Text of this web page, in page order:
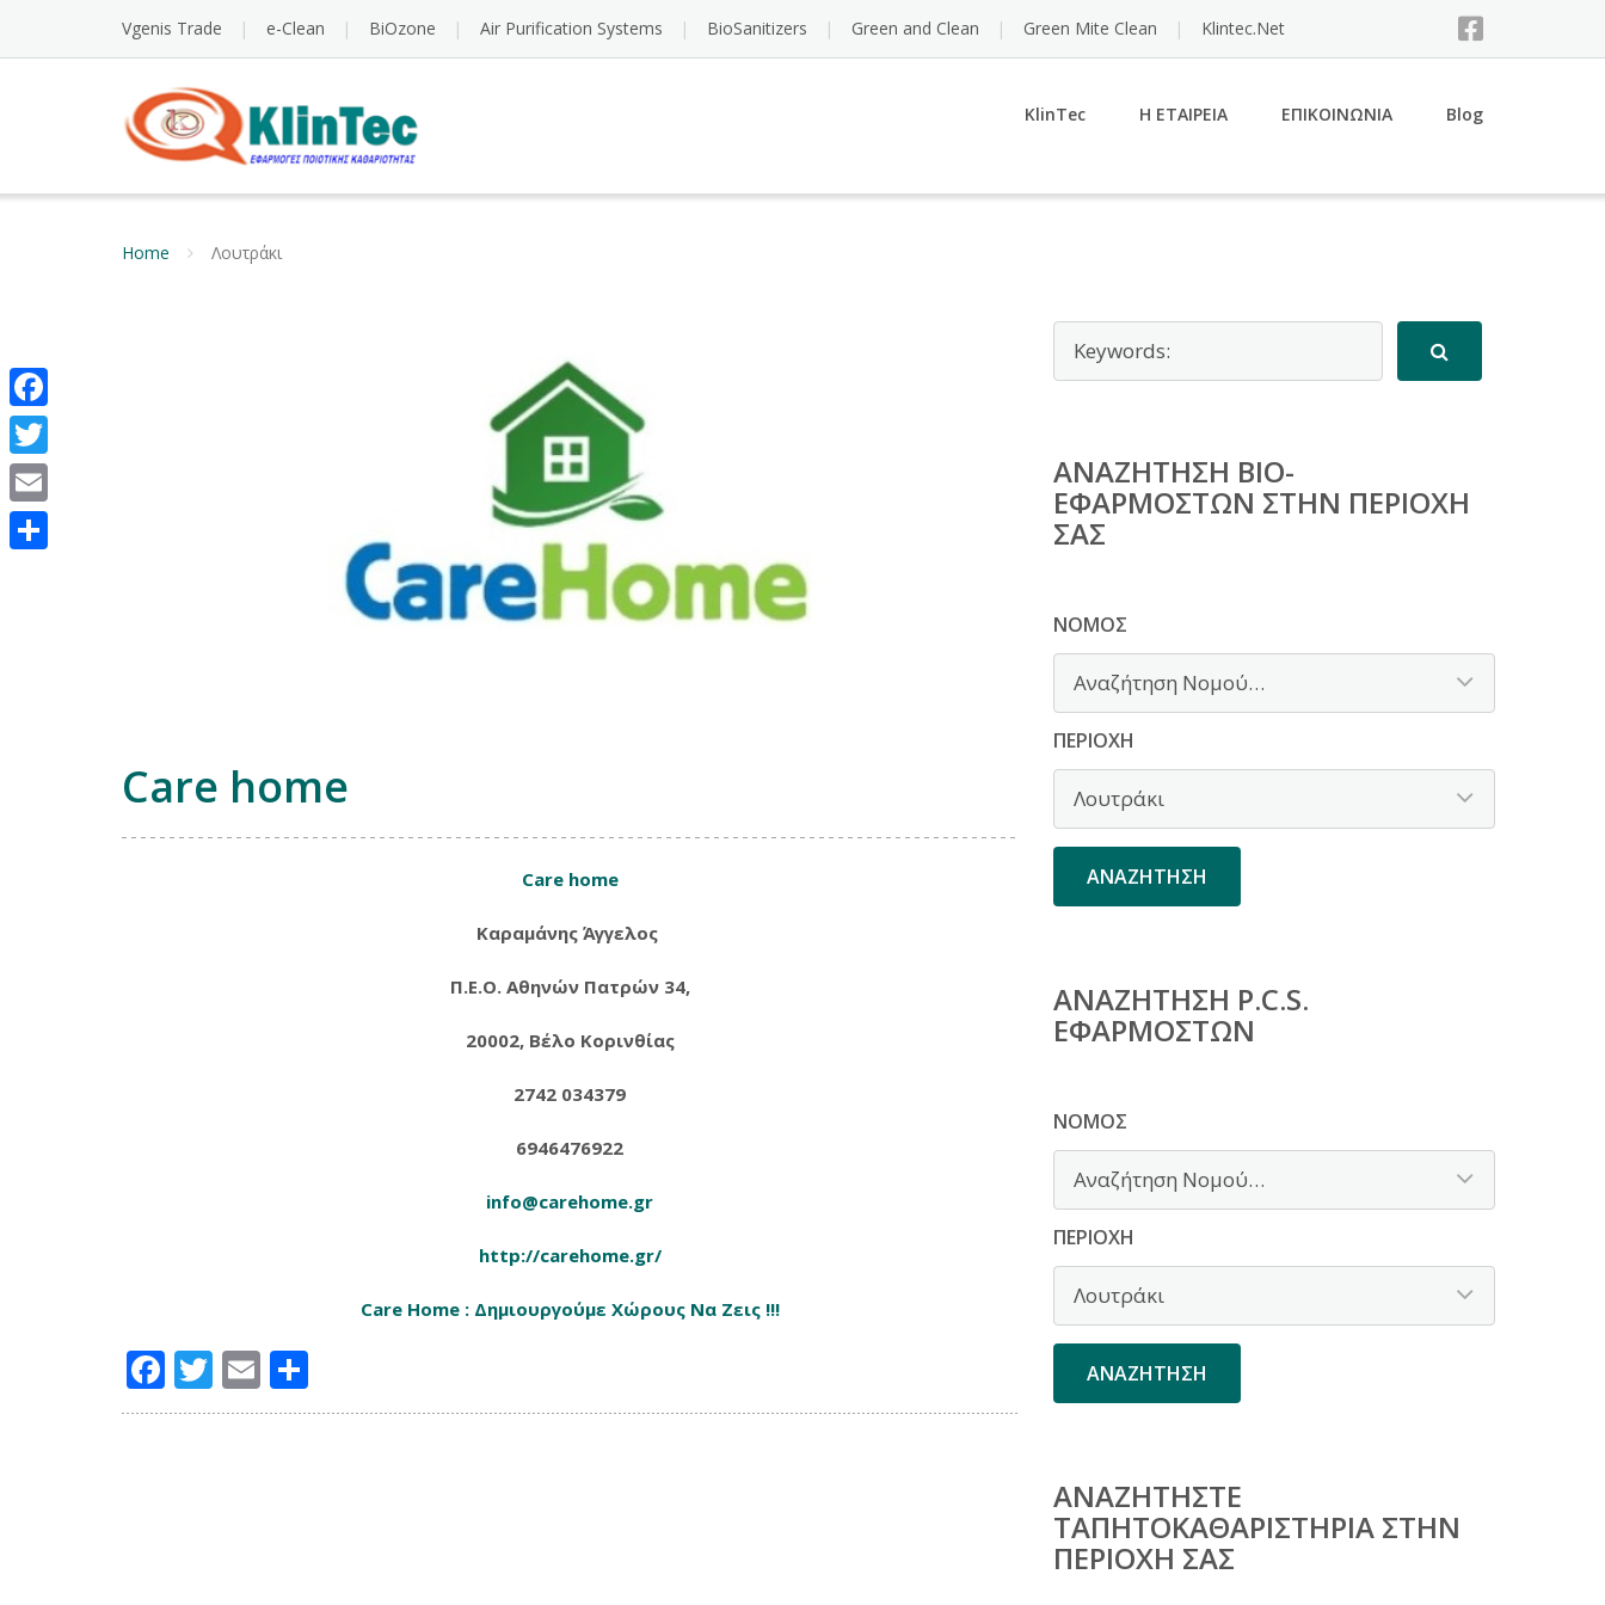
Vgenis Trade e-Clean BiOzone Air Purification Systems BioSanitizers Green and Clean Green Mite Clean Klintec.Net
KlinTec Η ΕΤΑΙΡΕΙΑ ΕΠΙΚΟΙΝΩΝΙΑ Blog
Home Λουτράκι
Care home
Care home
Καραμάνης Άγγελος
Π.Ε.Ο. Αθηνών Πατρών 34,
20002, Βέλο Κορινθίας
2742 034379
6946476922
info@carehome.gr
http://carehome.gr/
Care Home : Δημιουργούμε Χώρους Να Ζεις !!!
Facebook
Twitter
Email
ΑΝΑΖΉΤΗΣΗ BIO-
ΕΦΑΡΜΟΣΤΏΝ ΣΤΗΝ ΠΕΡΙΟΧΉ
ΣΑΣ
ΝΟΜΌΣ
ΠΕΡΙΟΧΉ
ΑΝΑΖΉΤΗΣΗ P.C.S.
ΕΦΑΡΜΟΣΤΏΝ
ΝΟΜΌΣ
ΠΕΡΙΟΧΉ
ΑΝΑΖΗΤΉΣΤΕ
ΤΑΠΗΤΟΚΑΘΑΡΙΣΤΉΡΙΑ ΣΤΗΝ
ΠΕΡΙΟΧΉ ΣΑΣ
Facebook
Twitter
Email